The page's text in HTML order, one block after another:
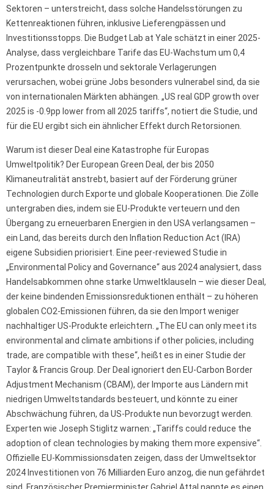
Sektoren – unterstreicht, dass solche Handelsstörungen zu
Kettenreaktionen führen, inklusive Lieferengpässen und
Investitionsstopps. Die Budget Lab at Yale schätzt in einer 2025-
Analyse, dass vergleichbare Tarife das EU-Wachstum um 0,4
Prozentpunkte drosseln und sektorale Verlagerungen
verursachen, wobei grüne Jobs besonders vulnerabel sind, da sie
von internationalen Märkten abhängen. „US real GDP growth over
2025 is -0.9pp lower from all 2025 tariffs“, notiert die Studie, und
für die EU ergibt sich ein ähnlicher Effekt durch Retorsionen.
Warum ist dieser Deal eine Katastrophe für Europas
Umweltpolitik? Der European Green Deal, der bis 2050
Klimaneutralität anstrebt, basiert auf der Förderung grüner
Technologien durch Exporte und globale Kooperationen. Die Zölle
untergraben dies, indem sie EU-Produkte verteuern und den
Übergang zu erneuerbaren Energien in den USA verlangsamen –
ein Land, das bereits durch den Inflation Reduction Act (IRA)
eigene Subsidien priorisiert. Eine peer-reviewed Studie in
„Environmental Policy and Governance“ aus 2024 analysiert, dass
Handelsabkommen ohne starke Umweltklauseln – wie dieser Deal,
der keine bindenden Emissionsreduktionen enthält – zu höheren
globalen CO2-Emissionen führen, da sie den Import weniger
nachhaltiger US-Produkte erleichtern. „The EU can only meet its
environmental and climate ambitions if other policies, including
trade, are compatible with these“, heißt es in einer Studie der
Taylor & Francis Group. Der Deal ignoriert den EU-Carbon Border
Adjustment Mechanism (CBAM), der Importe aus Ländern mit
niedrigen Umweltstandards besteuert, und könnte zu einer
Abschwächung führen, da US-Produkte nun bevorzugt werden.
Experten wie Joseph Stiglitz warnen: „Tariffs could reduce the
adoption of clean technologies by making them more expensive“.
Offizielle EU-Kommissionsdaten zeigen, dass der Umweltsektor
2024 Investitionen von 76 Milliarden Euro anzog, die nun gefährdet